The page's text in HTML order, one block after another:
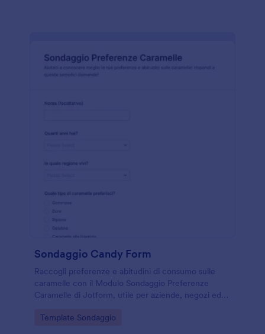
Sondaggio Candy Form
Raccogli preferenze e abitudini di consumo sulle
caramelle con il Modulo Sondaggio Preferenze
Caramelle di Jotform, utile per aziende, negozi ed
e comunicazione tramite raccolta dati online.
Go to Category:
Template Sondaggio